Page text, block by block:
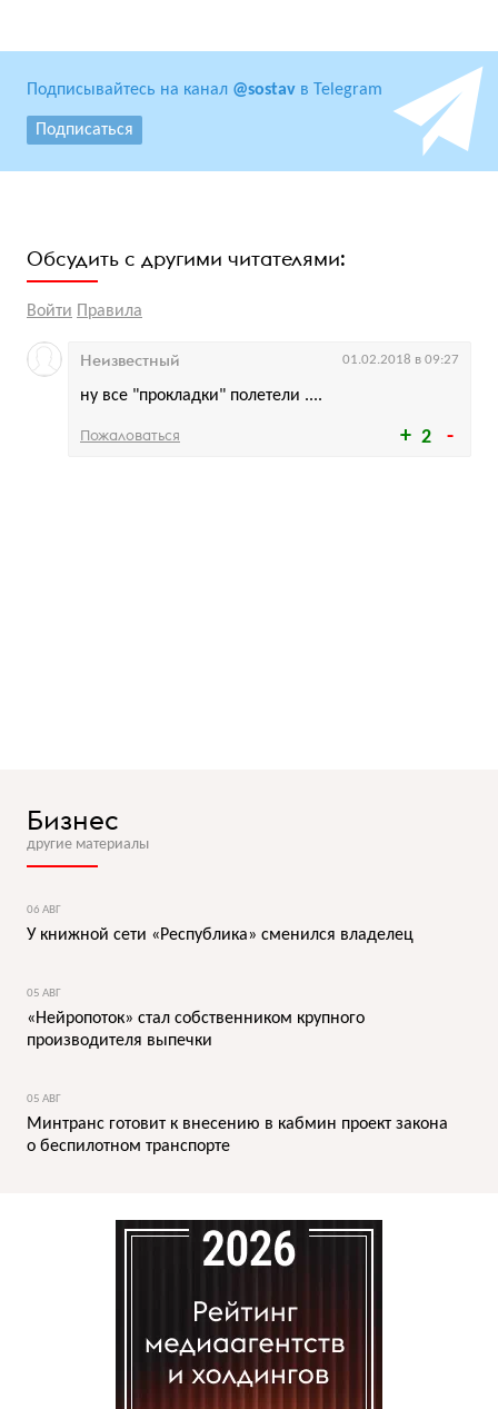
Подписывайтесь на канал @sostav в Telegram
Подписаться
Обсудить с другими читателями:
Войти Правила
2
ну все "прокладки" полетели ....
Неизвестный 01.02.2018 в 09:27
Пожаловаться
Бизнес
другие материалы
06 АВГ
У книжной сети «Республика» сменился владелец
05 АВГ
«Нейропоток» стал собственником крупного
производителя выпечки
05 АВГ
Минтранс готовит к внесению в кабмин проект закона
о беспилотном транспорте